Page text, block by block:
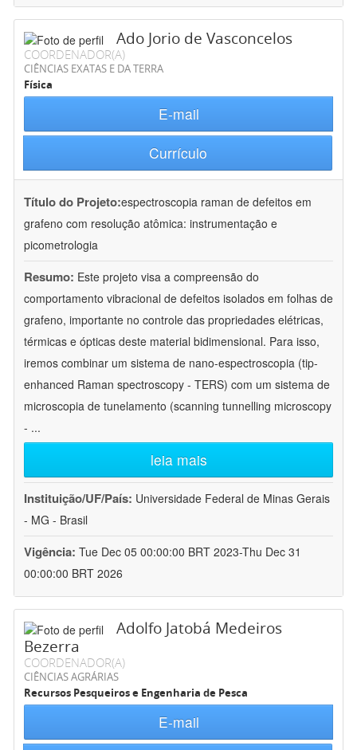
Ado Jorio de Vasconcelos
COORDENADOR(A)
CIÊNCIAS EXATAS E DA TERRA
Física
E-mail
Currículo
Título do Projeto:espectroscopia raman de defeitos em
grafeno com resolução atômica: instrumentação e
picometrologia
Resumo: Este projeto visa a compreensão do
comportamento vibracional de defeitos isolados em folhas de
grafeno, importante no controle das propriedades elétricas,
térmicas e ópticas deste material bidimensional. Para isso,
iremos combinar um sistema de nano-espectroscopia (tip-
enhanced Raman spectroscopy - TERS) com um sistema de
microscopia de tunelamento (scanning tunnelling microscopy
- ...
leia mais
Instituição/UF/País: Universidade Federal de Minas Gerais
- MG - Brasil
Vigência: Tue Dec 05 00:00:00 BRT 2023-Thu Dec 31
00:00:00 BRT 2026
Adolfo Jatobá Medeiros
Bezerra
COORDENADOR(A)
CIÊNCIAS AGRÁRIAS
Recursos Pesqueiros e Engenharia de Pesca
E-mail